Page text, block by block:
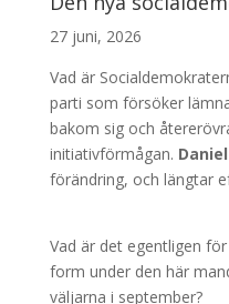
27 juni, 2026
Vad är
parti som försöker
bakom sig och
initiativförmågan.
förändring, och längtar
Vad är det egentligen
form under den här
väljarna i september?